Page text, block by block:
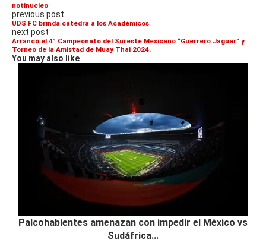
notinucleo
previous post
UDS FC brinda cátedra a los Académicos
next post
Arrancó el 4° Campeonato del Sureste Mexicano “Guerrero Jaguar” y
Torneo de la Amistad de Muay Thai 2024.
You may also like
Palcohabientes amenazan con impedir el México vs
Sudáfrica...